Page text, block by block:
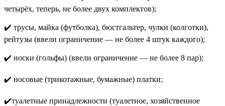
четырёх, теперь, не более двух комплектов);
✔️ трусы, майка (футболка), бюстгальтер, чулки (колготки),
рейтузы (ввели ограничение — не более 4 штук каждого);
✔️ носки (гольфы) (ввели ограничение — не более 8 пар);
✔️ носовые (трикотажные, бумажные) платки;
✔️туалетные принадлежности (туалетное, хозяйственное